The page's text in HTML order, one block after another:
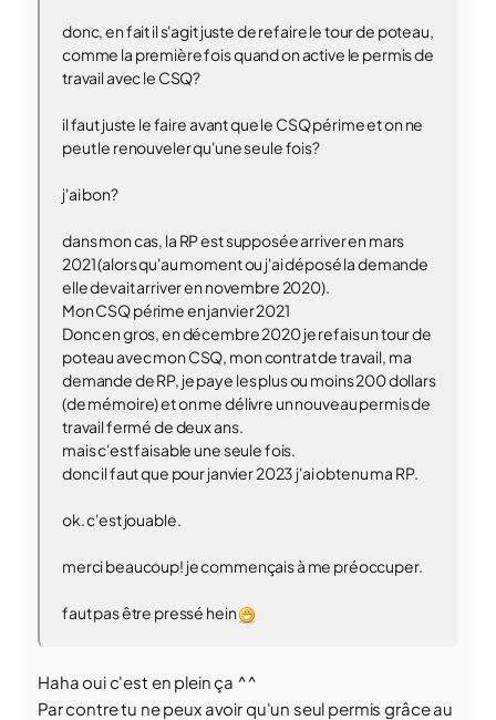
donc, en fait il s'agit juste de refaire le tour de poteau,
comme la première fois quand on active le permis de
travail avec le CSQ?
il faut juste le faire avant que le CSQ périme et on ne
peut le renouveler qu'une seule fois?
j'ai bon?
dans mon cas, la RP est supposée arriver en mars
2021 (alors qu'au moment ou j'ai déposé la demande
elle devait arriver en novembre 2020).
Mon CSQ périme en janvier 2021
Donc en gros, en décembre 2020 je refais un tour de
poteau avec mon CSQ, mon contrat de travail, ma
demande de RP, je paye les plus ou moins 200 dollars
(de mémoire) et on me délivre un nouveau permis de
travail fermé de deux ans.
mais c'est faisable une seule fois.
donc il faut que pour janvier 2023 j'ai obtenu ma RP.
ok. c'est jouable.
merci beaucoup! je commençais à me préoccuper.
faut pas être pressé hein
Haha oui c'est en plein ça ^^
Par contre tu ne peux avoir qu'un seul permis grâce au